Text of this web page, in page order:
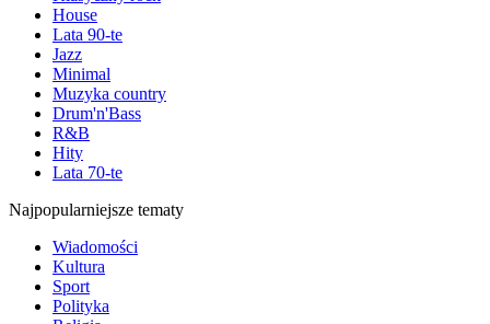
House
Lata 90-te
Jazz
Minimal
Muzyka country
Drum'n'Bass
R&B
Hity
Lata 70-te
Najpopularniejsze tematy
Wiadomości
Kultura
Sport
Polityka